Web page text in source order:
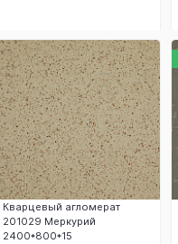
Заказать
Кварцевый агломерат
201029 Меркурий
2400*800*15